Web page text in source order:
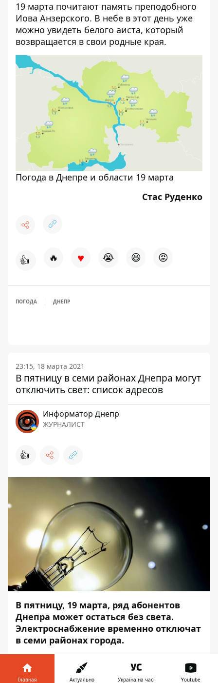
19 марта почитают память преподобного
Иова Анзерского. В небе в этот день уже
можно увидеть белого аиста, который
возвращается в свои родные края.
Погода в Днепре и области 19 марта
Стас Руденко
👍 🔥 ♥ 😭 😆 😡
ПОГОДА ДНЕПР
23:15, 18 марта 2021
В пятницу в семи районах Днепра могут
отключить свет: список адресов
Информатор Днепр
ЖУРНАЛИСТ
👍
В пятницу, 19 марта, ряд абонентов
Днепра может остаться без света.
Электроснабжение временно отключат
в семи районах города.
Такая ситуация связана с плановыми
работами. Об этом
Главная Актуально Україна на часі Youtube